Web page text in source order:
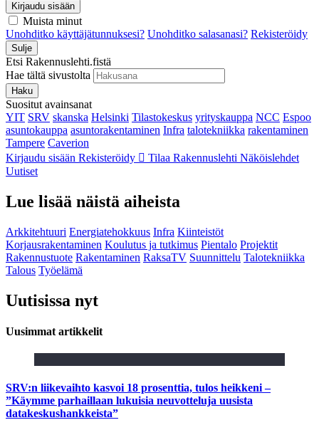
Kirjaudu sisään
Muista minut
Unohditko käyttäjätunnuksesi? Unohditko salasanasi? Rekisteröidy
Sulje
Etsi Rakennuslehti.fistä
Hae tältä sivustolta
Haku
Suositut avainsanat
YIT SRV skanska Helsinki Tilastokeskus yrityskauppa NCC Espoo
asuntokauppa asuntorakentaminen Infra talotekniikka rakentaminen
Tampere Caverion
Kirjaudu sisään Rekisteröidy Tilaa Rakennuslehti Näköislehdet
Uutiset
Lue lisää näistä aiheista
Arkkitehtuuri Energiatehokkuus Infra Kiinteistöt
Korjausrakentaminen Koulutus ja tutkimus Pientalo Projektit
Rakennustuote Rakentaminen RaksaTV Suunnittelu Talotekniikka
Talous Työelämä
Uutisissa nyt
Uusimmat artikkelit
SRV:n liikevaihto kasvoi 18 prosenttia, tulos heikkeni –
”Käymme parhaillaan lukuisia neuvotteluja uusista
datakeskushankkeista”